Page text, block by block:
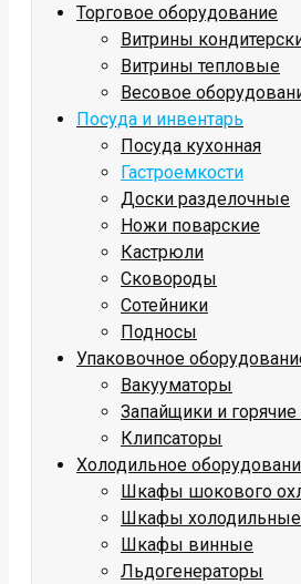
Торговое оборудование
Витрины
Витрины тепловые
Весовое
Посуда и инвентарь
Посуда кухонная
Гастроемкости
Доски разделочные
Ножи поварские
Кастрюли
Сковороды
Сотейники
Подносы
Упаковочное
Вакууматоры
Запайщики и
Клипсаторы
Холодильное
Шкафы шокового
Шкафы
Шкафы винные
Льдогенераторы